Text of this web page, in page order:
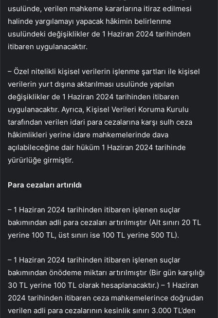
usulünde, verilen mahkeme kararlarına itiraz edilmesi
halinde yargılamayı yapacak hâkimin belirlenme
usulündeki değişiklikler de 1 Haziran 2024 tarihinden
itibaren uygulanacaktır.
– ⁠Özel nitelikli kişisel verilerin işlenme şartları ile kişisel
verilerin yurt dışına aktarılması usulünde yapılan
değişiklikler de 1 Haziran 2024 tarihinden itibaren
uygulanacaktır. Ayrıca, Kişisel Verileri Koruma Kurulu
tarafından verilen idari para cezalarına karşı sulh ceza
hâkimlikleri yerine idare mahkemelerinde dava
açılabileceğine dair hüküm 1 Haziran 2024 tarihinde
yürürlüğe girmiştir.
Para cezaları artırıldı
– 1 Haziran 2024 tarihinden itibaren işlenen suçlar
bakımından adli para cezaları artırılmıştır (Alt sınırı 20 TL
yerine 100 TL, üst sınırı ise 100 TL yerine 500 TL).
– 1 Haziran 2024 tarihinden itibaren işlenen suçlar
bakımından önödeme miktarı artırılmıştır (Bir gün karşılığı
30 TL yerine 100 TL olarak hesaplanacaktır.) – 1 Haziran
2024 tarihinden itibaren ceza mahkemelerince doğrudan
verilen adli para cezalarının kesinlik sınırı 3.000 TL’den